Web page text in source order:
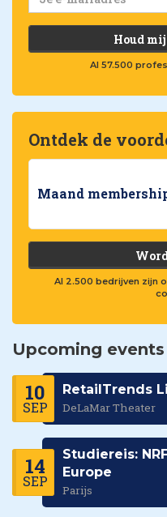
Houd mij
Al 57.500
Ontdek de
Maand
Al 2.500 bedrijven zijn
Upcoming events
10
SEP
RetailTrends
DeLaMar Theater
14
SEP
Studiereis:
Europe
Parijs